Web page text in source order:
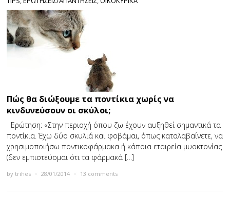
Πώς θα διώξουμε τα ποντίκια χωρίς να
κινδυνεύσουν οι σκύλοι;
Ερώτηση: «Στην περιοχή όπου ζω έχουν αυξηθεί σημαντικά τα
ποντίκια. Έχω δύο σκυλιά και φοβάμαι, όπως καταλαβαίνετε, να
χρησιμοποιήσω ποντικοφάρµακα ή κάποια εταιρεία µυοκτονίας
(δεν εμπιστεύομαι ότι τα φάρμακά […]
bytrihes 28/01/2014 13 comments